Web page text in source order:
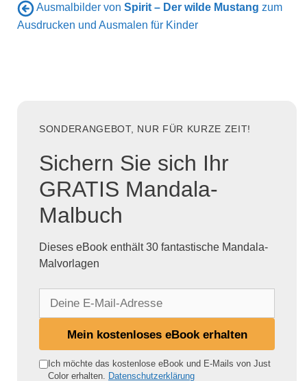
Ausmalbilder von Spirit – Der wilde Mustang zum
Ausdrucken und Ausmalen für Kinder
SONDERANGEBOT, NUR FÜR KURZE ZEIT!
Sichern Sie sich Ihr
GRATIS Mandala-
Malbuch
Dieses eBook enthält 30 fantastische Mandala-
Malvorlagen
e
Mein kostenloses eBook erhalten
Ich möchte das kostenlose eBook und E-Mails von Just
Color erhalten. Datenschutzerklärung